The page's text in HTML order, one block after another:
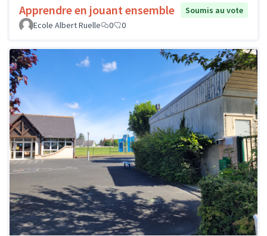
Apprendre en jouant ensemble
Soumis au vote
Ecole Albert Ruelle
0 0